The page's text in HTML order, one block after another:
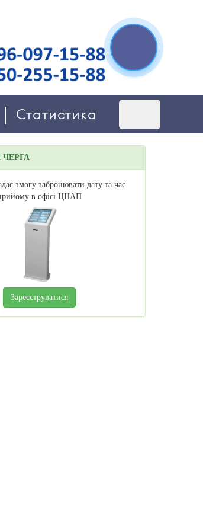
Статистика
змогу забронювати дату та час
в офісі ЦНАП
Зареєструватися